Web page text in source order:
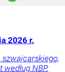
2026 r.
szwajcarskiego,
NBP.